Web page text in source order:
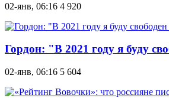
02-янв, 06:16 4 920
Гордон: "В 2021 году я буду
02-янв, 06:16 5 604